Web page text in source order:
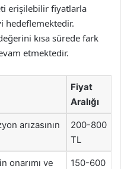
erişilebilir fiyatlarla
hedeflemektedir.
kısa sürede fark
etmektedir.
Fiyat
Aralığı
arızasının
200-800
TL
onarımı ve
150-600